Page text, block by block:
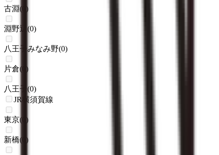
古淵( )
淵野辺 (0)
八王子みなみ野(0)
片倉( )
八王子 (0)
JR横須賀線
東京( )
新橋( )